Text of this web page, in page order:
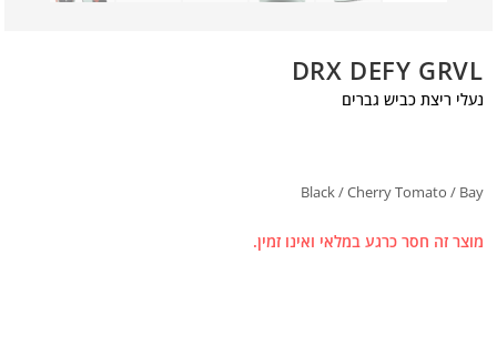
DRX DEFY GRVL
נעלי ריצת כביש גברים
Black / Cherry Tomato / Bay
מוצר זה חסר כרגע במלאי ואינו זמין.